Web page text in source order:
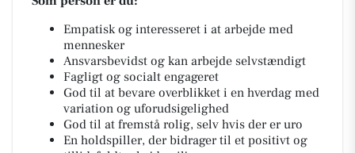
Empatisk og interesseret i at arbejde med
mennesker
Ansvarsbevidst og kan arbejde selvstændigt
Fagligt og socialt engageret
God til at bevare overblikket i en hverdag med
variation og uforudsigelighed
God til at fremstå rolig, selv hvis der er uro
En holdspiller, der bidrager til et positivt og